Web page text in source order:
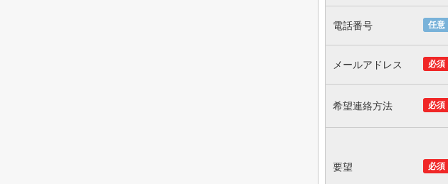
任意
電話番号
必須
メールアドレス
必須
希望連絡方法
必須
要望